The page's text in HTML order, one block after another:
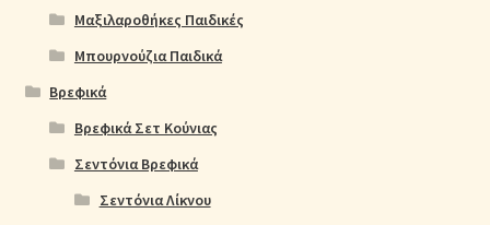
Μαξιλαροθήκες Παιδικές
Μπουρνούζια Παιδικά
Βρεφικά
Βρεφικά Σετ Κούνιας
Σεντόνια Βρεφικά
Σεντόνια Λίκνου